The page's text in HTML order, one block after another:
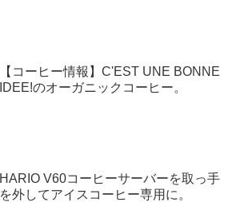
【コーヒー情報】C'EST UNE BONNE
IDEE!のオーガニックコーヒー。
HARIO V60コーヒーサーバーを取っ手
を外してアイスコーヒー専用に。